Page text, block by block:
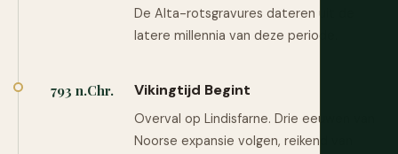
De Alta-rotsgravures dateren uit de
latere millennia van deze periode.
793 n.Chr. Vikingtijd Begint
Overval op Lindisfarne. Drie eeuwen van
Noorse expansie volgen, reikend van